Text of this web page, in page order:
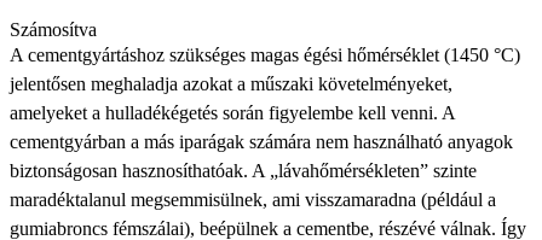
Számosítva
A cementgyártáshoz szükséges magas égési hőmérséklet (1450 °C)
jelentősen meghaladja azokat a műszaki követelményeket,
amelyeket a hulladékégetés során figyelembe kell venni. A
cementgyárban a más iparágak számára nem használható anyagok
biztonságosan hasznosíthatóak. A „lávahőmérsékleten” szinte
maradéktalanul megsemmisülnek, ami visszamaradna (például a
gumiabroncs fémszálai), beépülnek a cementbe, részévé válnak. Így